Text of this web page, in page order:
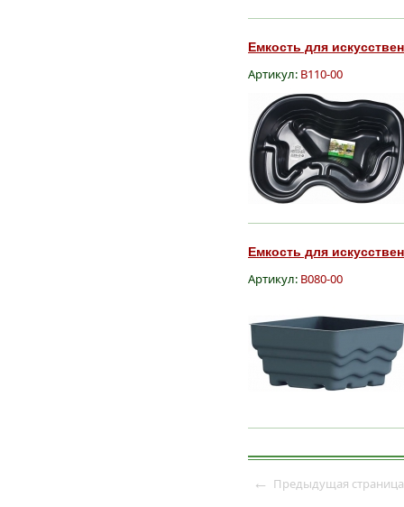
Емкость для
Артикул: B110-00
Емкость для
Артикул: B080-00
← Предыдущая страница